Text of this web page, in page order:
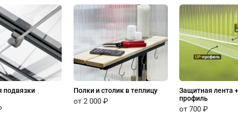
подвязки
Полки и столик в теплицу
от 2 000 ₽
Защитная лента
профиль
от 700 ₽